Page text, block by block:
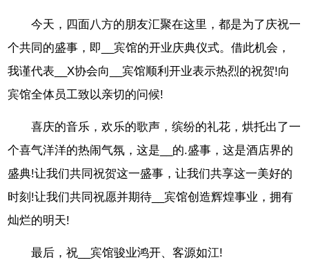
今天，四面八方的朋友汇聚在这里，都是为了庆祝一
个共同的盛事，即__宾馆的开业庆典仪式。借此机会，
我谨代表__X协会向__宾馆顺利开业表示热烈的祝贺!向
宾馆全体员工致以亲切的问候!
喜庆的音乐，欢乐的歌声，缤纷的礼花，烘托出了一
个喜气洋洋的热闹气氛，这是__的.盛事，这是酒店界的
盛典!让我们共同祝贺这一盛事，让我们共享这一美好的
时刻!让我们共同祝愿并期待__宾馆创造辉煌事业，拥有
灿烂的明天!
最后，祝__宾馆骏业鸿开、客源如江!